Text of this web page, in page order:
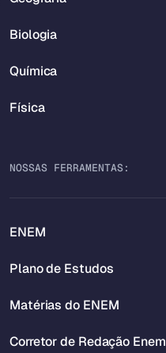
Biologia
Química
Física
NOSSAS FERRAMENTAS:
ENEM
Plano de Estudos
Matérias do ENEM
Corretor de Redação Enem